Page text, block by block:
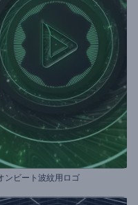
ンビート波紋用ロゴ